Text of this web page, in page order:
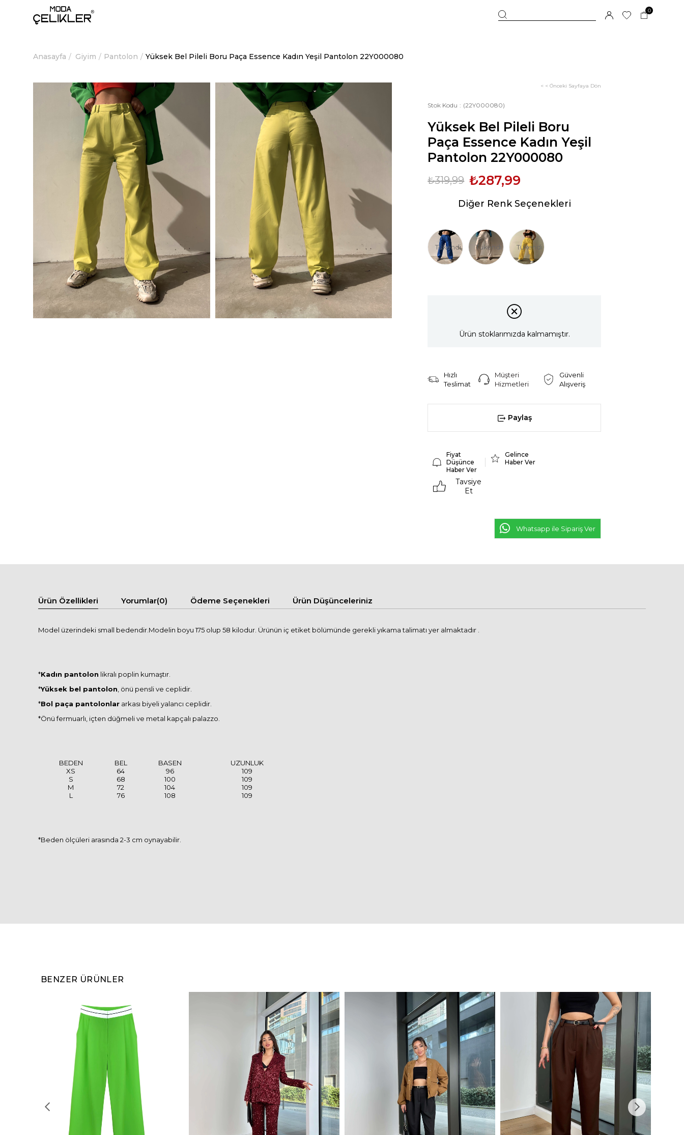
0
Anasayfa Giyim Pantolon Yüksek Bel Pileli Boru Paça Essence Kadın Yeşil Pantolon 22Y000080
< < Önceki Sayfaya Dön
Stok Kodu (22Y000080)
Yüksek Bel Pileli Boru
Paça Essence Kadın Yeşil
Pantolon 22Y000080
₺319,99 ₺287,99
Diğer Renk Seçenekleri
Tükendi Tükendi Tükendi
Ürün stoklarımızda kalmamıştır.
Hızlı
Teslimat
Müşteri
Hizmetleri
Güvenli
Alışveriş
Paylaş
Fiyat
Düşünce
Haber Ver
Gelince
Haber Ver
Tavsiye
Et
Whatsapp ile Sipariş Ver
Ürün Özellikleri Yorumlar(0) Ödeme Seçenekleri Ürün Düşünceleriniz
Model üzerindeki small bedendir.Modelin boyu 175 olup 58 kilodur. Ürünün iç etiket bölümünde gerekli yıkama talimatı yer almaktadır .
*Kadın pantolon likralı poplin kumaştır.
*Yüksek bel pantolon , önü pensli ve ceplidir.
*Bol paça pantolonlar arkası biyeli yalancı ceplidir.
*Önü fermuarlı, içten düğmeli ve metal kapçalı palazzo.
BEDEN BEL BASEN
UZUNLUK
XS
64 96
109
S
68 100
109
M
72 104
109
L
76 108 109
*Beden ölçüleri arasında 2-3 cm oynayabilir.
BENZER ÜRÜNLER